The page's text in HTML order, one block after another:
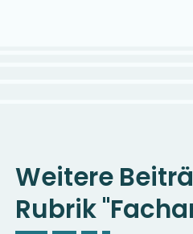
Weitere
Rubrik